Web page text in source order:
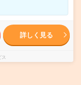
詳しく見る
ス